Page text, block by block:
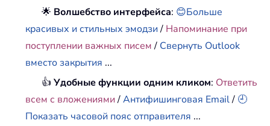
🌟 Волшебство интерфейса: 😊Больше
красивых и стильных эмодзи/ Напоминание при
поступлении важных писем/ Свернуть Outlook
вместо закрытия ...
👍Удобные функции одним кликом: Ответить
всем с вложениями /Антифишинговая Email/ 🕘
Показать часовой пояс отправителя ...